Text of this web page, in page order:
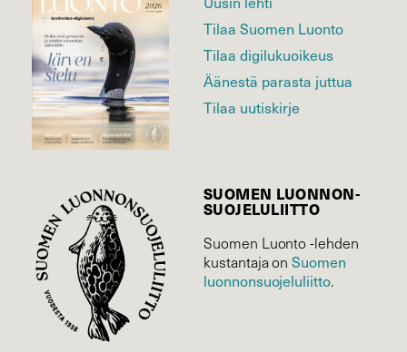
Tilaa Suomen Luonto
Tilaa digilukuoikeus
Äänestä parasta juttua
Tilaa uutiskirje
SUOMEN LUONNON­
SUOJELU­LIITTO
Suomen Luonto -lehden
kustantaja onSuomen
luonnonsuojelu­liitto.